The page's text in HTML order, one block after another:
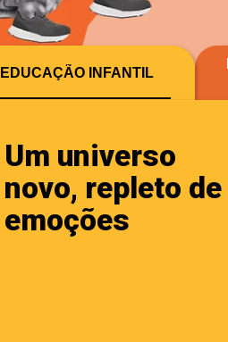
EDUCAÇÃO INFANTIL
Um universo
novo, repleto de
emoções